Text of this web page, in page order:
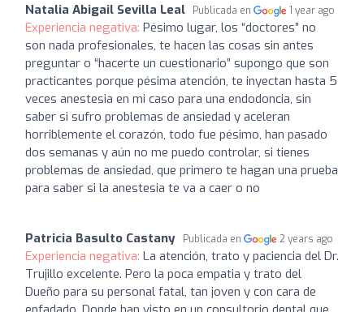
Natalia Abigail Sevilla Leal Publicada en 1 year ago
Experiencia negativa: Pésimo lugar, los “doctores” no
son nada profesionales, te hacen las cosas sin antes
preguntar o “hacerte un cuestionario” supongo que son
practicantes porque pésima atención, te inyectan hasta 5
veces anestesia en mi caso para una endodoncia, sin
saber si sufro problemas de ansiedad y aceleran
horriblemente el corazón, todo fue pésimo, han pasado
dos semanas y aún no me puedo controlar, si tienes
problemas de ansiedad, que primero te hagan una prueba
para saber si la anestesia te va a caer o no
Patricia Basulto Castany Publicada en 2 years ago
Experiencia negativa: La atención, trato y paciencia del Dr.
Trujillo excelente. Pero la poca empatia y trato del
Dueño para su personal fatal, tan joven y con cara de